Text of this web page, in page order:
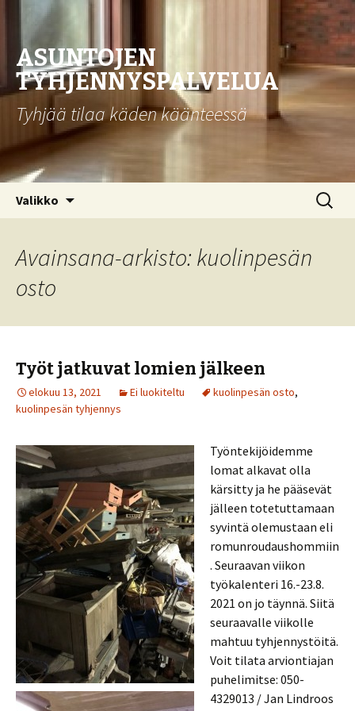
ASUNTOJEN
TYHJENNYSPALVELUA
Tyhjää tilaa käden käänteessä
Valikko Haku:
Avainsana-arkisto: kuolinpesän
osto
Työt jatkuvat lomien jälkeen
elokuu 13, 2021 Ei luokiteltu kuolinpesän osto,
kuolinpesän tyhjennys
Työntekijöidemme
lomat alkavat olla
kärsitty ja he pääsevät
jälleen totetuttamaan
syvintä olemustaan eli
romunroudaushommiin
. Seuraavan viikon
työkalenteri 16.-23.8.
2021 on jo täynnä. Siitä
seuraavalle viikolle
mahtuu tyhjennystöitä.
Voit tilata arviontiajan
puhelimitse: 050-
4329013 / Jan Lindroos